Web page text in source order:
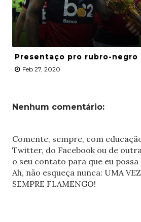
Presentaço pro rubro-negro
Feb 27, 2020
Nenhum comentário:
Comente, sempre, com
Twitter, do Facebook ou de
o seu contato para que eu
Ah, não esqueça nunca: UMA
SEMPRE FLAMENGO!